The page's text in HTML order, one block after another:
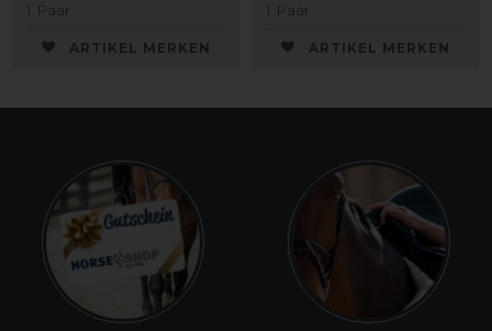
1 Paar
ARTIKEL MERKEN
1 Paar
ARTIKEL MERKEN